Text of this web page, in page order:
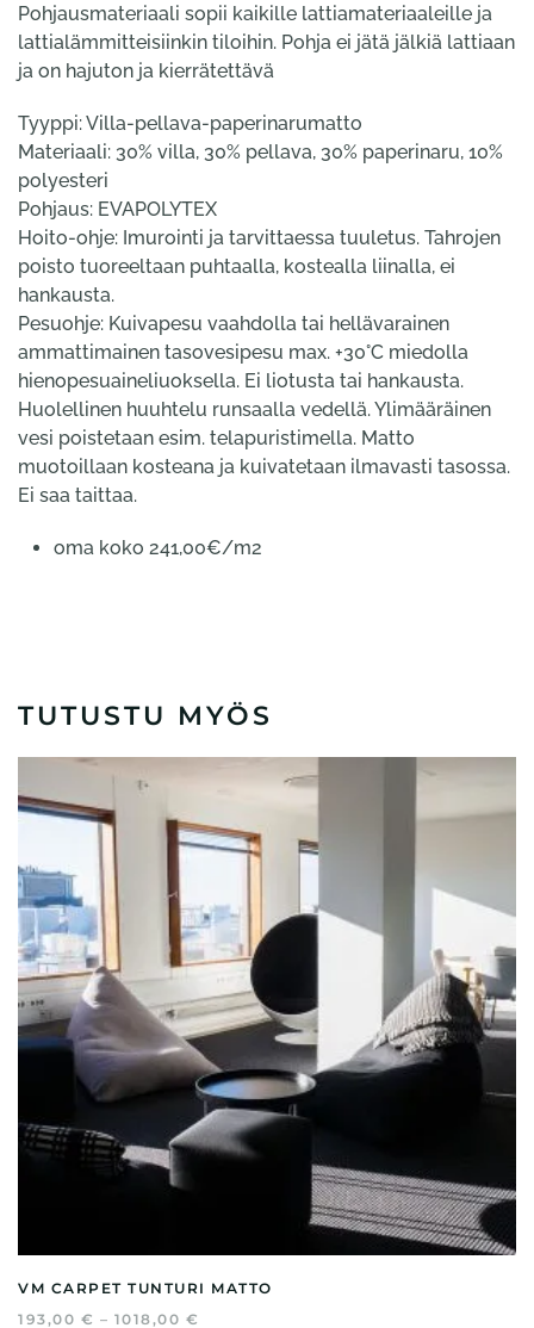
Pohjausmateriaali sopii kaikille lattiamateriaaleille ja
lattialämmitteisiinkin tiloihin. Pohja ei jätä jälkiä lattiaan
ja on hajuton ja kierrätettävä
Tyyppi: Villa-pellava-paperinarumatto
Materiaali: 30% villa, 30% pellava, 30% paperinaru, 10%
polyesteri
Pohjaus: EVAPOLYTEX
Hoito-ohje: Imurointi ja tarvittaessa tuuletus. Tahrojen
poisto tuoreeltaan puhtaalla, kostealla liinalla, ei
hankausta.
Pesuohje: Kuivapesu vaahdolla tai hellävarainen
ammattimainen tasovesipesu max. +30°C miedolla
hienopesuaineliuoksella. Ei liotusta tai hankausta.
Huolellinen huuhtelu runsaalla vedellä. Ylimääräinen
vesi poistetaan esim. telapuristimella. Matto
muotoillaan kosteana ja kuivatetaan ilmavasti tasossa.
Ei saa taittaa.
oma koko 241,00€/m2
TUTUSTU MYÖS
VM CARPET TUNTURI MATTO
193,00 € – 1018,00 €